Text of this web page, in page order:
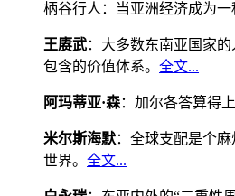
柄谷行人：当亚洲经济成为
王赓武：大多数东南亚国家
包含的价值体系。 全文...
阿玛蒂亚·森：加尔各答算得
米尔斯海默：全球支配是个
世界。 全文...